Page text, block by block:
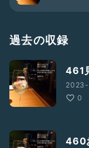
過去の収録
461
0
460